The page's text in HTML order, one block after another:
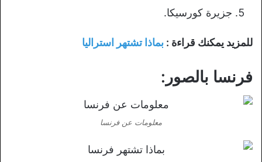
جزيرة كورسيكا.
للمزيد يمكنك قراءة : بماذا تشتهر استراليا
فرنسا بالصور:
معلومات عن فرنسا